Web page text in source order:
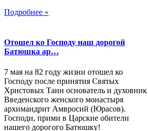
Подробнее »
Отошел ко Господу наш дорогой
Батюшка ар…
7 мая на 82 году жизни отошел ко
Господу после принятия Святых
Христовых Таин основатель и духовник
Введенского женского монастыря
архимандрит Амвросий (Юрасов).
Господи, прими в Царские обители
нашего дорогого Батюшку!